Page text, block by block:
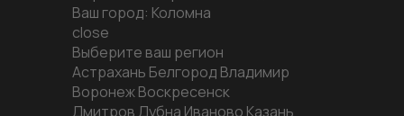
Ваш город: Коломна
close
Выберите ваш регион
Астрахань Белгород Владимир
ВоронежВоскресенск
Дмитров Дубна Иваново Казань